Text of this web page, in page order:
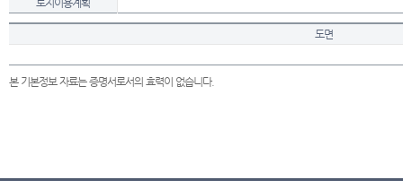
토지이용계획
도면
본 기본정보 자료는 증명서로서의 효력이 없습니다.